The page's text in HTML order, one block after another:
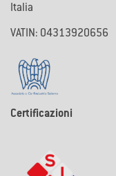
Italia
VATIN: 04313920656
Certificazioni